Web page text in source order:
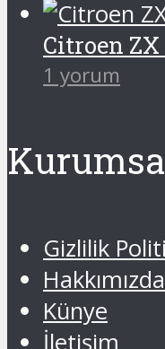
Citroen ZX
1 yorum
Gizlilik
Hakkımızda
Künye
İletişim